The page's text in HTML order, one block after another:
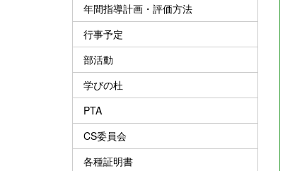
年間指導計画・評価方法
行事予定
部活動
学びの杜
PTA
CS委員会
各種証明書